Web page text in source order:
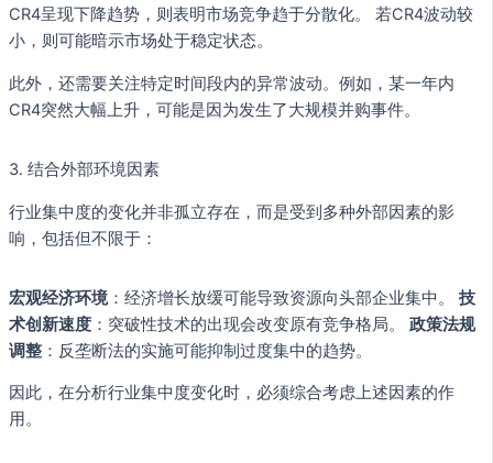
CR4呈现下降趋势，则表明市场竞争趋于分散化。 若CR4波动较
小，则可能暗示市场处于稳定状态。
此外，还需要关注特定时间段内的异常波动。例如，某一年内
CR4突然大幅上升，可能是因为发生了大规模并购事件。
3. 结合外部环境因素
行业集中度的变化并非孤立存在，而是受到多种外部因素的影
响，包括但不限于：
宏观经济环境：经济增长放缓可能导致资源向头部企业集中。 技
术创新速度 ：突破性技术的出现会改变原有竞争格局。 政策法规
调整 ：反垄断法的实施可能抑制过度集中的趋势。
因此，在分析行业集中度变化时，必须综合考虑上述因素的作
用。